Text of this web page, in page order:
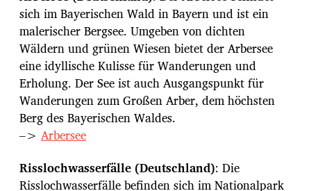
sich im Bayerischen Wald in Bayern und ist ein
malerischer Bergsee. Umgeben von dichten
Wäldern und grünen Wiesen bietet der Arbersee
eine idyllische Kulisse für Wanderungen und
Erholung. Der See ist auch Ausgangspunkt für
Wanderungen zum Großen Arber, dem höchsten
Berg des Bayerischen Waldes.
–> Arbersee
Risslochwasserfälle (Deutschland): Die
Risslochwasserfälle befinden sich im Nationalpark